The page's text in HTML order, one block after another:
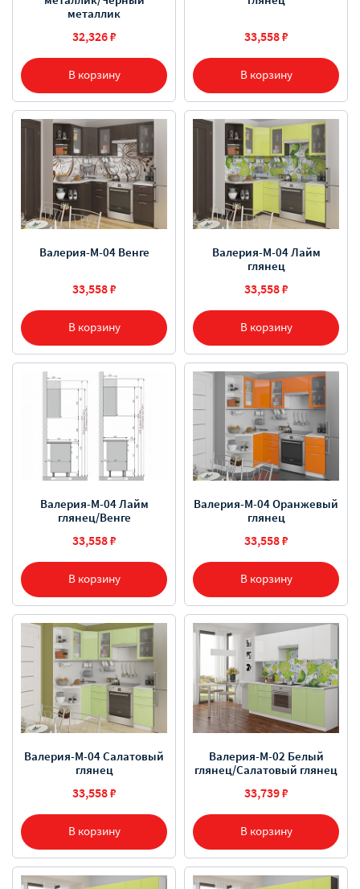
В корзину
металлик
32,326 ₽
В корзину
33,558 ₽
В корзину
Валерия-М-04 Венге
33,558 ₽
В корзину
Валерия-М-04 Лайм
глянец
33,558 ₽
В корзину
Валерия-М-04 Лайм
глянец/Венге
33,558 ₽
В корзину
Валерия-М-04 Оранжевый
глянец
33,558 ₽
В корзину
Валерия-М-04 Салатовый
глянец
33,558 ₽
В корзину
Валерия-М-02 Белый
глянец/Салатовый глянец
33,739 ₽